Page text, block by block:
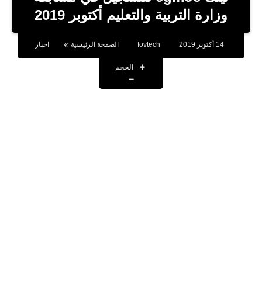
بلوجر
وزارة التربية والتعليم أكتوبر 2019
14 أكتوبر 2019 fovtech الصفحة الرئيسية اخبار
الحجم